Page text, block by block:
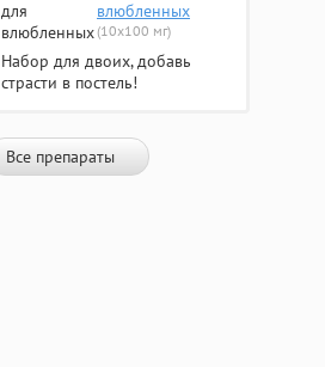
влюбленных
(10х100 мг)
Набор для двоих, добавь
страсти в постель!
Все препараты